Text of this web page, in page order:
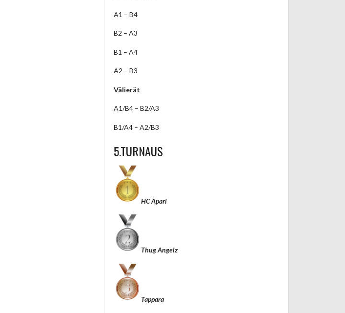
A1 – B4
B2 – A3
B1 – A4
A2 – B3
Välierät
A1/B4 – B2/A3
B1/A4 – A2/B3
5.TURNAUS
HC Apari
Thug Angelz
Tappara